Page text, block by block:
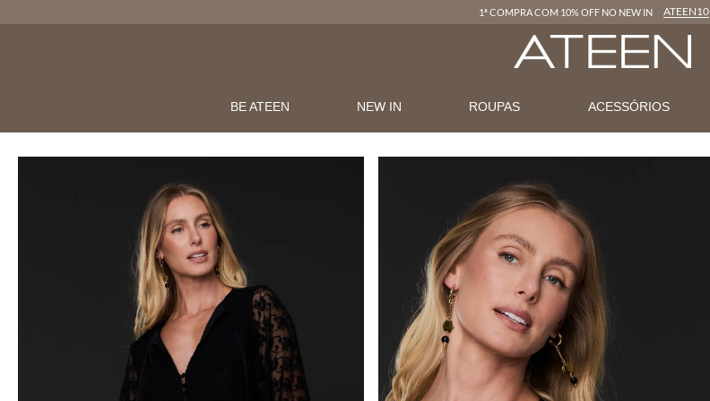
1ª COMPRA COM 10% OFF NO NEW IN ATEEN10
BE ATEEN NEW IN ROUPAS ACESSÓRIOS